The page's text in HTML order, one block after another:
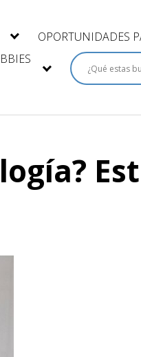
OPORTUNIDADES